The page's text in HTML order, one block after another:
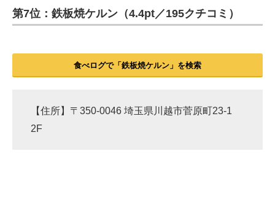
第7位：鉄板焼ケルン（4.4pt／195クチコミ）
食べログで「鉄板焼ケルン」を検索
【住所】〒350-0046 埼玉県川越市菅原町23-1
2F